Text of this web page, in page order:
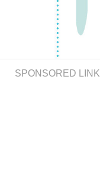
SPONSORED LINK